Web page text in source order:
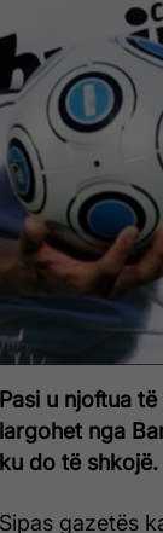
Pasi u njoftua
largohet nga
ku do të shkojë.
Sipas gazetës